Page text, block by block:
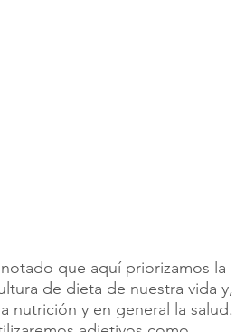
que aquí priorizamos la
de dieta de nuestra vida y,
nutrición y en general la salud.